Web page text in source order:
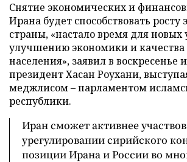
Снятие экономических и
Ирана будет способствовать
страны, «настало время для новых
улучшению экономики и
населения», заявил в воскресенье
президент Хасан Роухани,
меджлисом – парламентом
республики.
Иран сможет активнее
урегулировании сирийского
позиции Ирана и России во